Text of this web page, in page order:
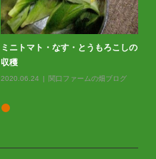
ミニトマト・なす・とうもろこしの
収穫
2020.06.24 関口ファームの畑ブログ